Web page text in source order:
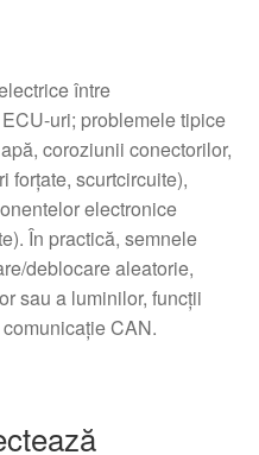
între
uri; problemele tipice
coroziunii conectorilor,
forțate, scurtcircuite),
electronice
În practică, semnele
deblocare aleatorie,
sau a luminilor, funcții
CAN.